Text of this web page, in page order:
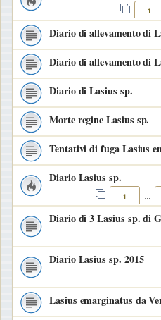
1
Diario di allevamento di
Diario di allevamento di
Diario di Lasius sp.
Morte regine Lasius sp.
Tentativi di fuga Lasius
Diario Lasius sp.
1 …
Diario di 3 Lasius sp. di
Diario Lasius sp. 2015
Lasius emarginatus da